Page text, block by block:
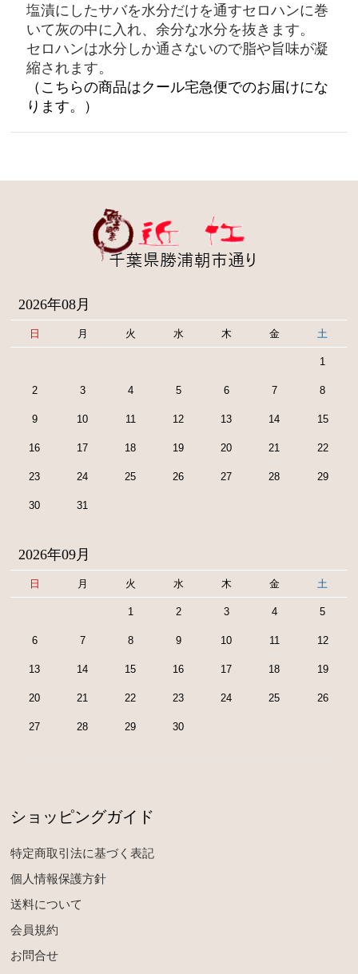
塩漬にしたサバを水分だけを通すセロハンに巻
いて灰の中に入れ、余分な水分を抜きます。
セロハンは水分しか通さないので脂や旨味が凝
縮されます。
（こちらの商品はクール宅急便でのお届けにな
ります。）
2026年08月
日 月 火 水 木 金 土
1
2 3 4 5 6 7 8
9 10 11 12 13 14 15
16 17 18 19 20 21 22
23 24 25 26 27 28 29
30 31
2026年09月
日 月 火 水 木 金 土
1 2 3 4 5
6 7 8 9 10 11 12
13 14 15 16 17 18 19
20 21 22 23 24 25 26
27 28 29 30
ショッピングガイド
特定商取引法に基づく表記
個人情報保護方針
送料について
会員規約
お問合せ